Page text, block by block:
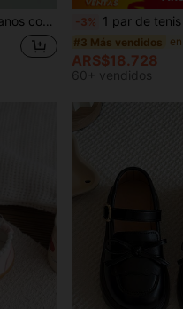
niños, color negro -3% 1 par de tenis planos casuales y transpirables para exteriores con diseño de
#3 Más vendidos
ARS$18.728
60+ vendidos